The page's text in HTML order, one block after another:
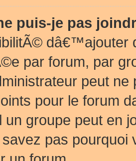
puis-je pas
dâ€™ajouter
par forum, par
peut
pour le forum
un groupe peut en
pas pourquoi